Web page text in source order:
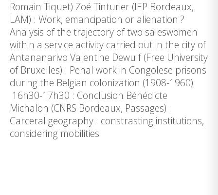
Romain Tiquet) Zoé Tinturier (IEP Bordeaux,
LAM) : Work, emancipation or alienation ?
Analysis of the trajectory of two saleswomen
within a service activity carried out in the city of
Antananarivo Valentine Dewulf (Free University
of Bruxelles) : Penal work in Congolese prisons
during the Belgian colonization (1908-1960)
16h30-17h30 : Conclusion Bénédicte
Michalon (CNRS Bordeaux, Passages) :
Carceral geography : constrasting institutions,
considering mobilities